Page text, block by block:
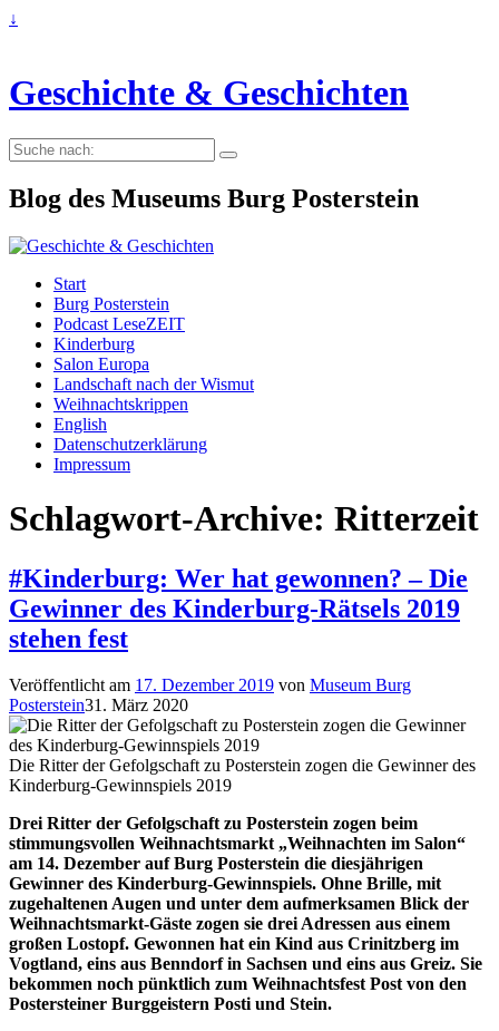
↓
Geschichte & Geschichten
Suche
nach:
Blog des Museums Burg Posterstein
Start
Burg Posterstein
Podcast LeseZEIT
Kinderburg
Salon Europa
Landschaft nach der Wismut
Weihnachtskrippen
English
Datenschutzerklärung
Impressum
Schlagwort-Archive: Ritterzeit
#Kinderburg: Wer hat gewonnen? – Die
Gewinner des Kinderburg-Rätsels 2019
stehen fest
Veröffentlicht am 17. Dezember 2019 von Museum Burg
Posterstein31. März 2020
Die Ritter der Gefolgschaft zu Posterstein zogen die Gewinner des
Kinderburg-Gewinnspiels 2019
Drei Ritter der Gefolgschaft zu Posterstein zogen beim
stimmungsvollen Weihnachtsmarkt „Weihnachten im Salon“
am 14. Dezember auf Burg Posterstein die diesjährigen
Gewinner des Kinderburg-Gewinnspiels. Ohne Brille, mit
zugehaltenen Augen und unter dem aufmerksamen Blick der
Weihnachtsmarkt-Gäste zogen sie drei Adressen aus einem
großen Lostopf. Gewonnen hat ein Kind aus Crinitzberg im
Vogtland, eins aus Benndorf in Sachsen und eins aus Greiz. Sie
bekommen noch pünktlich zum Weihnachtsfest Post von den
Postersteiner Burggeistern Posti und Stein.